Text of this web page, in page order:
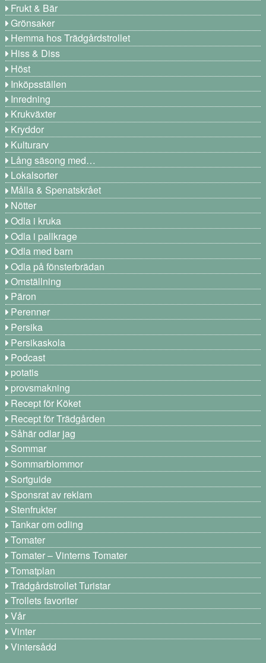
Frukt & Bär
Grönsaker
Hemma hos Trädgårdstrollet
Hiss & Diss
Höst
Inköpsställen
Inredning
Krukväxter
Kryddor
Kulturarv
Lång säsong med…
Lokalsorter
Målla & Spenatskrået
Nötter
Odla i kruka
Odla i pallkrage
Odla med barn
Odla på fönsterbrädan
Omställning
Päron
Perenner
Persika
Persikaskola
Podcast
potatis
provsmakning
Recept för Köket
Recept för Trädgården
Såhär odlar jag
Sommar
Sommarblommor
Sortguide
Sponsrat av reklam
Stenfrukter
Tankar om odling
Tomater
Tomater – Vinterns Tomater
Tomatplan
Trädgårdstrollet Turistar
Trollets favoriter
Vår
Vinter
Vintersådd